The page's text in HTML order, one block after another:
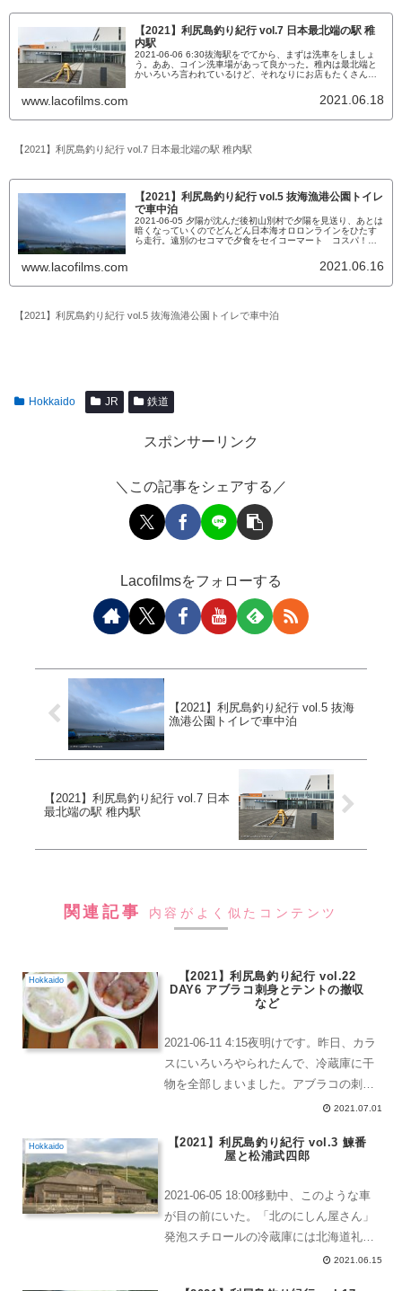
【2021】利尻島釣り紀行 vol.7 日本最北端の駅 稚
内駅
2021-06-06 6:30抜海駅をでてから、まずは洗車をしましょ
う。ああ、コイン洗車場があって良かった。稚内は最北端と
かいろいろ言われているけど、それなりにお店もたくさんあ
たら、稚内駅へ移動。日本最北端の駅 稚内駅2019年でも、
撮影したなあ。興味のある方はこちらをご覧ください。↓日本
www.lacofilms.com 2021.06.18
【2021】利尻島釣り紀行 vol.7 日本最北端の駅 稚内駅
【2021】利尻島釣り紀行 vol.5 抜海漁港公園トイレ
で車中泊
2021-06-05 夕陽が沈んだ後初山別村で夕陽を見送り、あとは
暗くなっていくのでどんどん日本海オロロンラインをひたす
ら走行。遠別のセコマで夕食をセイコーマート コスパ！た
ない？結構ボリューム満点です。大根、キャベツ、人参、コ
ーン、レタスにドレッシングがついてきます。ここでも、豚
www.lacofilms.com 2021.06.16
【2021】利尻島釣り紀行 vol.5 抜海漁港公園トイレで車中泊
Hokkaido JR 鉄道
スポンサーリンク
＼この記事をシェアする／
Lacofilmsをフォローする
【2021】利尻島釣り紀行 vol.5 抜海
漁港公園トイレで車中泊
【2021】利尻島釣り紀行 vol.7 日本
最北端の駅 稚内駅
関連記事 内容がよく似たコンテンツ
Hokkaido
【2021】利尻島釣り紀行 vol.22
DAY6 アブラコ刺身とテントの撤収
など
2021-06-11 4:15夜明けです。昨日、カラ
スにいろいろやられたんで、冷蔵庫に干
物を全部しまいました。アブラコの刺
身、いつ釣ったやつだったかな。アブラ
寝かせたものです。奥にあるのがクロガ
2021.07.01
Hokkaido
【2021】利尻島釣り紀行 vol.3 鰊番
屋と松浦武四郎
2021-06-05 18:00移動中、このような車
が目の前にいた。「北のにしん屋さん」
発泡スチロールの冷蔵庫には北海道礼文
島産と書いてある。私たち、これからそ
2021.06.15